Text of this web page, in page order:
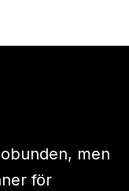
men
för